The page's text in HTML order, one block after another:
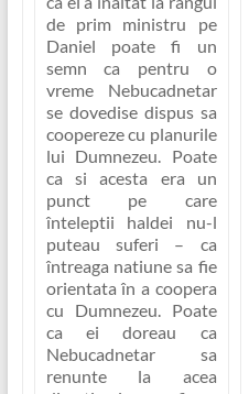
de prim ministru pe
Daniel poate fi un
semn ca pentru o
vreme Nebucadnetar
se dovedise dispus sa
coopereze cu planurile
lui Dumnezeu. Poate
ca si acesta era un
punct pe care
înteleptii haldei nu-l
puteau suferi – ca
întreaga natiune sa fie
orientata în a coopera
cu Dumnezeu. Poate
ca ei doreau ca
Nebucadnetar sa
renunte la acea